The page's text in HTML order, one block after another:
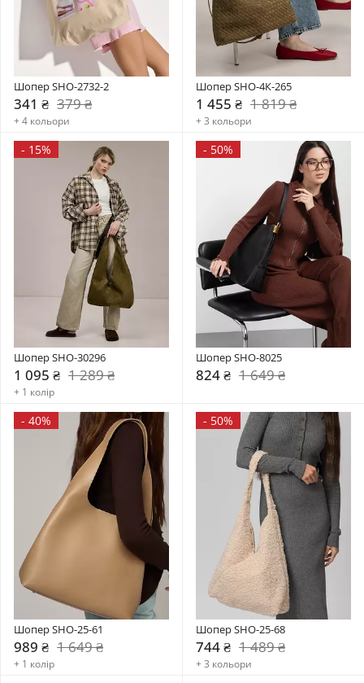
Шопер SHO-2732-2
341 ₴ 379 ₴
+ 4 кольори
Шопер SHO-4К-265
1 455 ₴ 1 819 ₴
+ 3 кольори
- 15%
Шопер SHO-30296
1 095 ₴ 1 289 ₴
+ 1 колір
- 50%
Шопер SHO-8025
824 ₴ 1 649 ₴
- 40%
Шопер SHO-25-61
989 ₴ 1 649 ₴
+ 1 колір
- 50%
Шопер SHO-25-68
744 ₴ 1 489 ₴
+ 3 кольори